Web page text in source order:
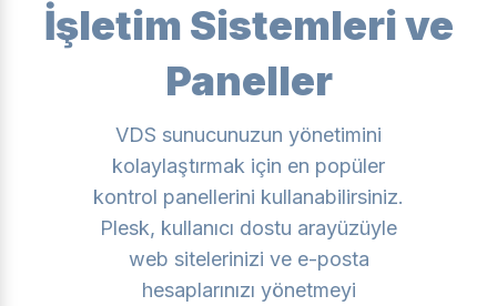
İşletim Sistemleri ve
Paneller
VDS sunucunuzun yönetimini
kolaylaştırmak için en popüler
kontrol panellerini kullanabilirsiniz.
Plesk, kullanıcı dostu arayüzüyle
web sitelerinizi ve e-posta
hesaplarınızı yönetmeyi